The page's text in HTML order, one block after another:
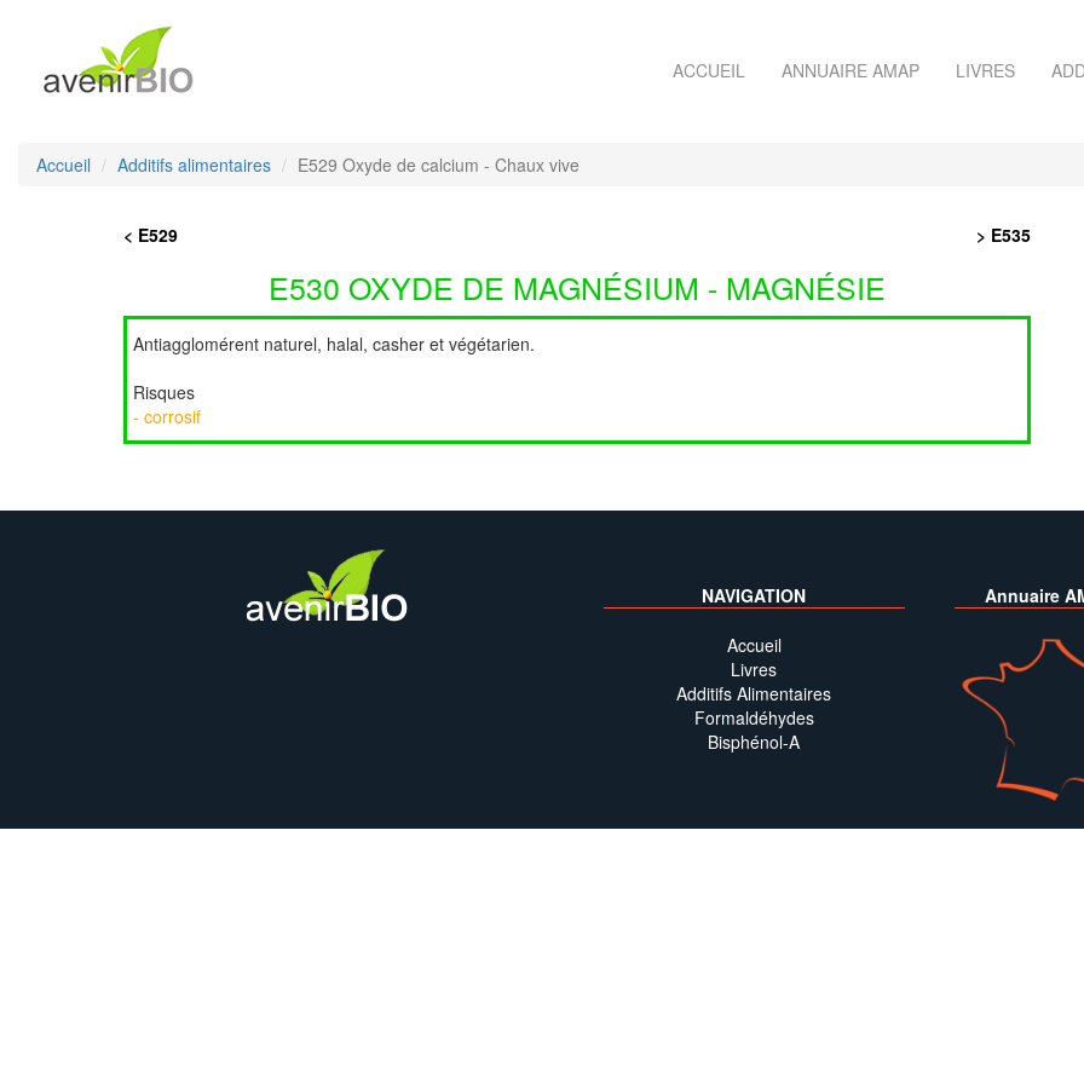
ACCUEIL ANNUAIRE AMAP LIVRES
Accueil Additifs alimentaires E529 Oxyde de calcium - Chaux vive
< E529 > E535
E530 OXYDE DE MAGNÉSIUM - MAGNÉSIE
Antiagglomérent naturel, halal, casher et végétarien.
Risques
- corrosif
NAVIGATION
Accueil
Livres
Additifs Alimentaires
Formaldéhydes
Bisphénol-A
Annuaire